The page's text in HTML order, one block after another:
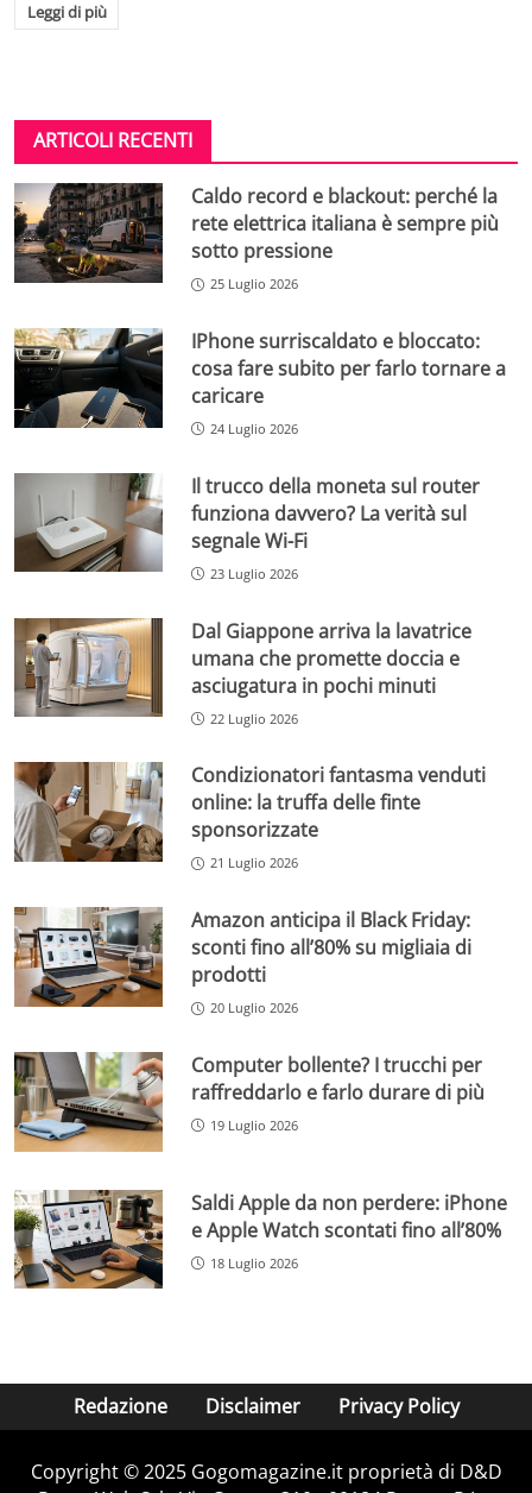
Leggi di più
ARTICOLI RECENTI
Caldo record e blackout: perché la
rete elettrica italiana è sempre più
sotto pressione
25 Luglio 2026
IPhone surriscaldato e bloccato:
cosa fare subito per farlo tornare a
caricare
24 Luglio 2026
Il trucco della moneta sul router
funziona davvero? La verità sul
segnale Wi-Fi
23 Luglio 2026
Dal Giappone arriva la lavatrice
umana che promette doccia e
asciugatura in pochi minuti
22 Luglio 2026
Condizionatori fantasma venduti
online: la truffa delle finte
sponsorizzate
21 Luglio 2026
Amazon anticipa il Black Friday:
sconti fino all’80% su migliaia di
prodotti
20 Luglio 2026
Computer bollente? I trucchi per
raffreddarlo e farlo durare di più
19 Luglio 2026
Saldi Apple da non perdere: iPhone
e Apple Watch scontati fino all’80%
18 Luglio 2026
Redazione Disclaimer Privacy Policy
Copyright © 2025 Gogomagazine.it proprietà di D&D